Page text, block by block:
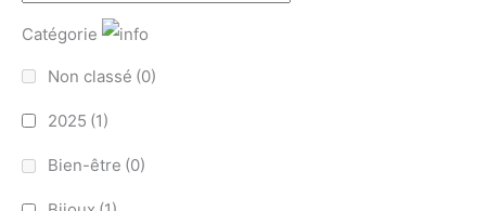
Catégorie
Non classé (0)
2025 (1)
Bien-être (0)